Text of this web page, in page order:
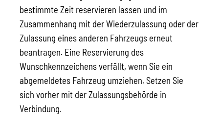
bestimmte Zeit reservieren lassen und im
Zusammenhang mit der Wiederzulassung oder der
Zulassung eines anderen Fahrzeugs erneut
beantragen. Eine Reservierung des
Wunschkennzeichens verfällt, wenn Sie ein
abgemeldetes Fahrzeug umziehen.Setzen Sie
sich vorher mit der Zulassungsbehörde in
Verbindung.